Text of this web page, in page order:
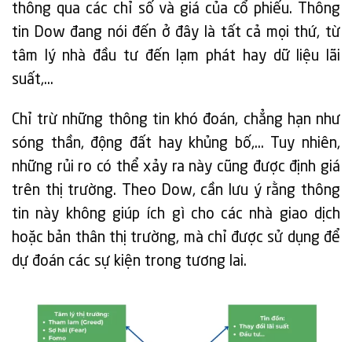
thông qua các chỉ số và giá của cổ phiếu. Thông
tin Dow đang nói đến ở đây là tất cả mọi thứ, từ
tâm lý nhà đầu tư đến lạm phát hay dữ liệu lãi
suất,…
Chỉ trừ những thông tin khó đoán, chẳng hạn như
sóng thần, động đất hay khủng bố,… Tuy nhiên,
những rủi ro có thể xảy ra này cũng được định giá
trên thị trường. Theo Dow, cần lưu ý rằng thông
tin này không giúp ích gì cho các nhà giao dịch
hoặc bản thân thị trường, mà chỉ được sử dụng để
dự đoán các sự kiện trong tương lai.